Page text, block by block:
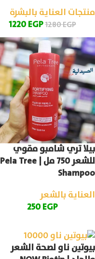
منتجات العناية بالبشرة
1280EGP
1220EGP
بيلا تري شامبو مقوي
للشعر 750 مل | Pela Tree
Shampoo
العناية بالشعر
250EGP
بيوتين ناو لصحة الشعر